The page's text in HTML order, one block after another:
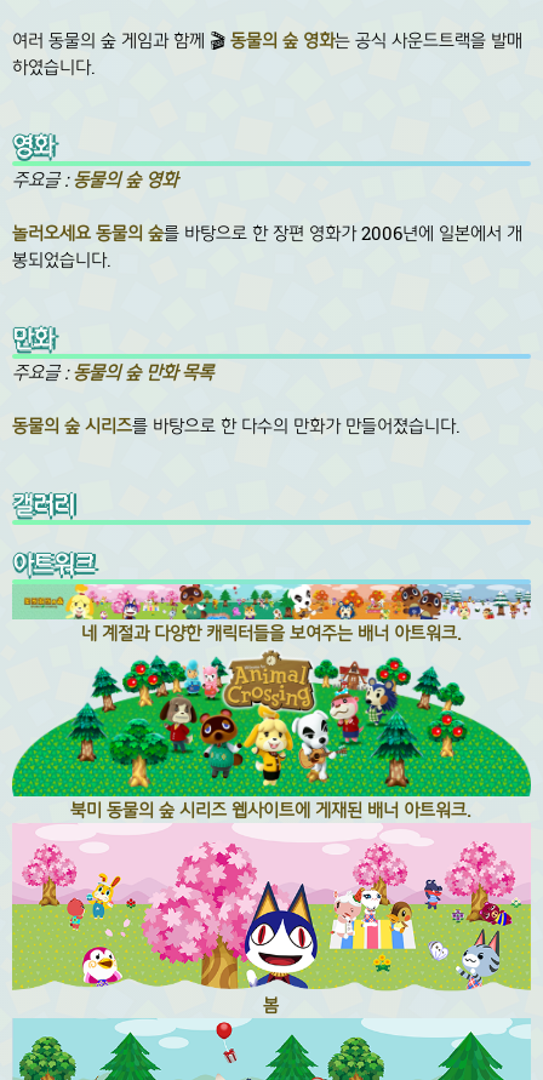
여러 동물의 숲 게임과 함께 🎬 동물의 숲 영화는 공식 사운드트랙을 발매
하였습니다.
영화
주요글 :동물의 숲 영화
놀러오세요 동물의 숲를 바탕으로 한 장편 영화가 2006년에 일본에서 개
봉되었습니다.
만화
주요글 :동물의 숲 만화 목록
동물의 숲 시리즈를 바탕으로 한 다수의 만화가 만들어졌습니다.
갤러리
아트워크
네 계절과 다양한 캐릭터들을 보여주는 배너 아트워크.
북미 동물의 숲 시리즈 웹사이트에 게재된 배너 아트워크.
봄